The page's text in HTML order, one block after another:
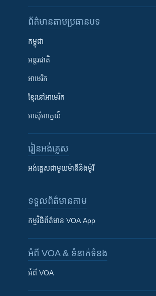
ព័ត៌មាន​តាមប្រធានបទ​
កម្ពុជា
អន្តរជាតិ
អាមេរិក
ខ្មែរ​នៅអាមេរិក
អាស៊ីអាគ្នេយ៍
រៀន​​អង់គ្លេស
អង់គ្លេស​ជាមួយ​ម៉ានី​និង​ម៉ូរី
ទទួល​ព័ត៌មាន​តាម
កម្មវិធី​ព័ត៌មាន VOA App
អំពី​ VOA & ទំនាក់ទំនង
អំពី​ VOA